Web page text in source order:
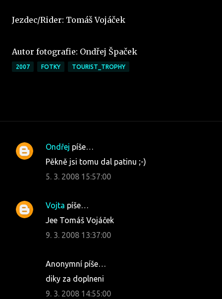
Jezdec/Rider: Tomáš Vojáček
Autor fotografie: Ondřej Špaček
2007 FOTKY TOURIST_TROPHY
K
n
Ondřej píše…
Pěkně jsi tomu dal patinu ;-)
5. 3. 2008 15:57:00
Vojta píše…
Jee Tomáš Vojáček
9. 3. 2008 13:37:00
Anonymní píše…
diky za doplneni
9. 3. 2008 14:55:00